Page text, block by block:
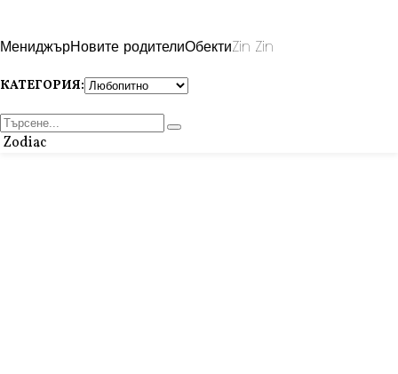
МениджърНовите родителиОбектиZin Zin
КАТЕГОРИЯ:
Zodiac